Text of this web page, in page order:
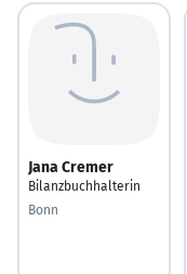
Jana Cremer
Bilanzbuchhalterin
Bonn